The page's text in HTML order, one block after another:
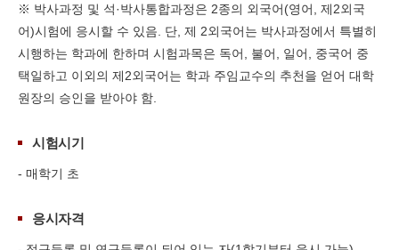
※ 박사과정 및 석·박사통합과정은 2종의 외국어(영어, 제2외국
어)시험에 응시할 수 있음. 단, 제 2외국어는 박사과정에서 특별히
시행하는 학과에 한하며 시험과목은 독어, 불어, 일어, 중국어 중
택일하고 이외의 제2외국어는 학과 주임교수의 추천을 얻어 대학
원장의 승인을 받아야 함.
시험시기
- 매학기 초
응시자격